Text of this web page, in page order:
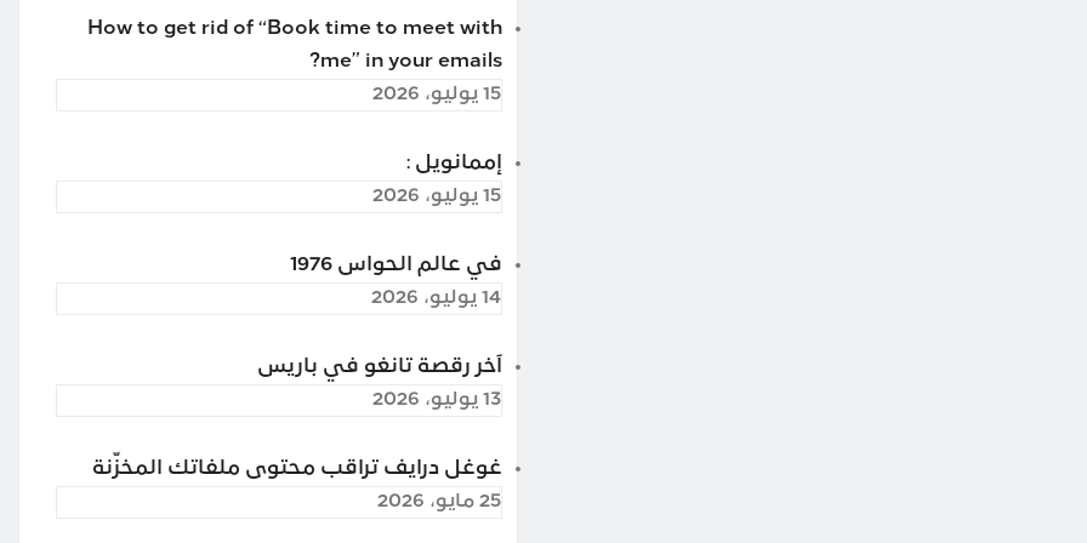
How to get rid of “Book time to meet with
me” in your emails?
15 يوليو، 2026
إممانويل :
15 يوليو، 2026
في عالم الحواس 1976
14 يوليو، 2026
آخر رقصة تانغو في باريس
13 يوليو، 2026
غوغل درايف تراقب محتوى ملفاتك المخزّنة
25 مايو، 2026